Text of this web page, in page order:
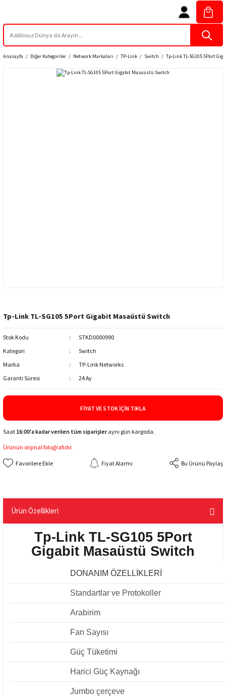
Anasayfa Diğer Kategoriler Network Markaları TP-Link Switch Tp-Link TL-SG105 5Port
Tp-Link TL-SG105 5Port Gigabit Masaüstü Switch
Stok Kodu
STKD0000990
Kategori
Switch
Marka
TP-Link Networks
Garanti Süresi
24 Ay
FIYAT VE STOK İÇIN TIKLA
Saat 16:00'a kadar verilen tüm siparişleraynı gün kargoda.
Ürünün orijinal fotoğrafıdır.
Fiyat Alarmı Bu Ürünü Paylaş
Ürün Özellikleri
Tp-Link TL-SG105 5Port
Gigabit Masaüstü Switch
DONANIM ÖZELLİKLERİ
Standartlar ve Protokoller
Arabirim
Fan Sayısı
Güç Tüketimi
Harici Güç Kaynağı
Jumbo çerçeve